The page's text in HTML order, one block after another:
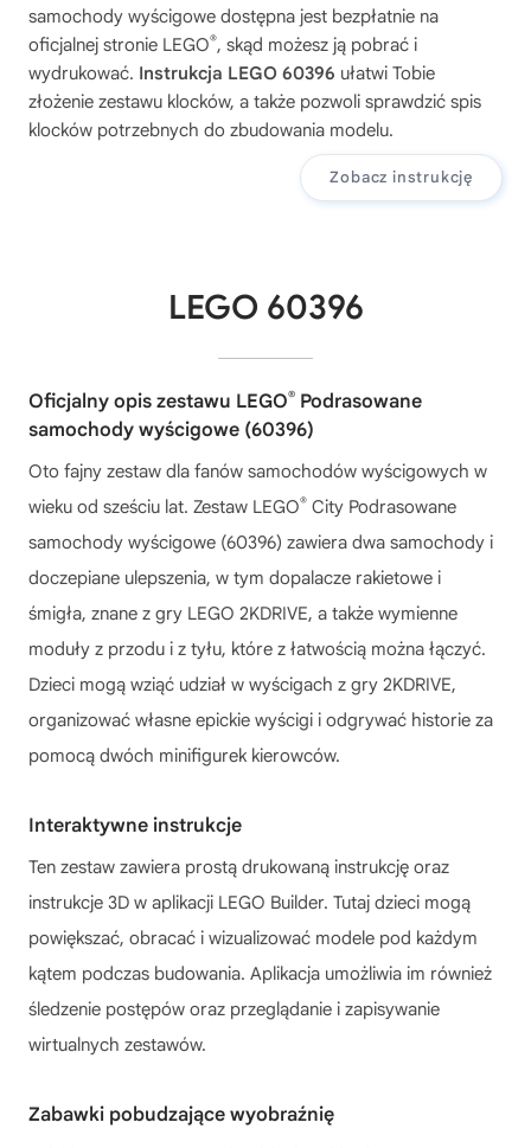
samochody wyścigowe dostępna jest bezpłatnie na
oficjalnej stronie LEGO®, skąd możesz ją pobrać i
wydrukować. Instrukcja LEGO 60396 ułatwi Tobie
złożenie zestawu klocków, a także pozwoli sprawdzić spis
klocków potrzebnych do zbudowania modelu.
Zobacz instrukcję
LEGO 60396
Oficjalny opis zestawu LEGO® Podrasowane
samochody wyścigowe (60396)
Oto fajny zestaw dla fanów samochodów wyścigowych w
wieku od sześciu lat. Zestaw LEGO® City Podrasowane
samochody wyścigowe (60396) zawiera dwa samochody i
doczepiane ulepszenia, w tym dopalacze rakietowe i
śmigła, znane z gry LEGO 2KDRIVE, a także wymienne
moduły z przodu i z tyłu, które z łatwością można łączyć.
Dzieci mogą wziąć udział w wyścigach z gry 2KDRIVE,
organizować własne epickie wyścigi i odgrywać historie za
pomocą dwóch minifigurek kierowców.
Interaktywne instrukcje
Ten zestaw zawiera prostą drukowaną instrukcję oraz
instrukcje 3D w aplikacji LEGO Builder. Tutaj dzieci mogą
powiększać, obracać i wizualizować modele pod każdym
kątem podczas budowania. Aplikacja umożliwia im również
śledzenie postępów oraz przeglądanie i zapisywanie
wirtualnych zestawów.
Zabawki pobudzające wyobraźnię